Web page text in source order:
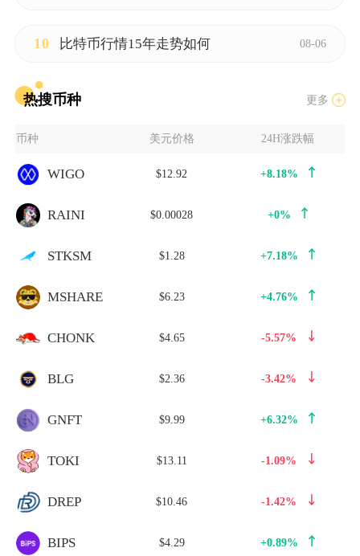
10 比特币行情15年走势如何 08-06
热搜币种 更多
币种 美元价格 24H涨跌幅
WIGO $12.92 +8.18%
RAINI $0.00028 +0%
STKSM $1.28 +7.18%
MSHARE $6.23 +4.76%
CHONK $4.65 -5.57%
BLG $2.36 -3.42%
GNFT $9.99 +6.32%
TOKI $13.11 -1.09%
DREP $10.46 -1.42%
BIPS $4.29 +0.89%